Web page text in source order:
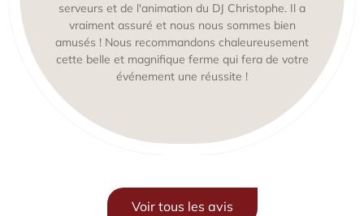
serveurs et de l'animation du DJ Christophe. Il a
vraiment assuré et nous nous sommes bien
amusés ! Nous recommandons chaleureusement
cette belle et magnifique ferme qui fera de votre
événement une réussite !
Voir tous les avis